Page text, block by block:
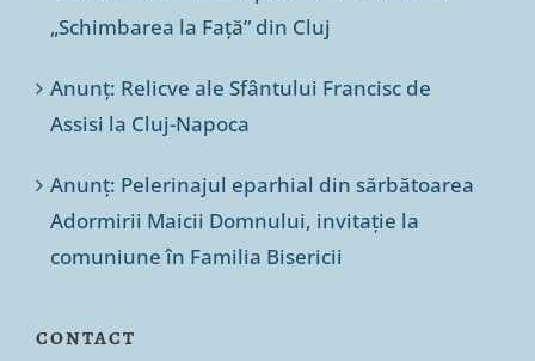
„Schimbarea la Față” din Cluj
Anunț: Relicve ale Sfântului Francisc de
Assisi la Cluj-Napoca
Anunț: Pelerinajul eparhial din sărbătoarea
Adormirii Maicii Domnului, invitație la
comuniune în Familia Bisericii
CONTACT